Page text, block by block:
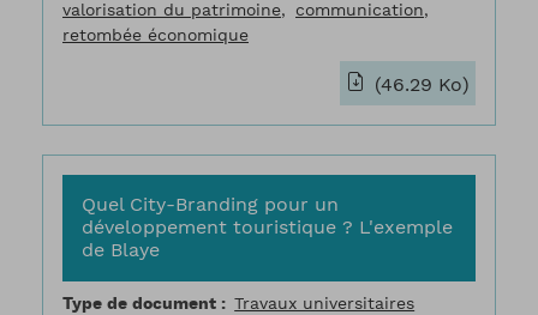
valorisation du patrimoine
communication
retombée économique
(46.29 Ko)
Quel City-Branding pour un
développement touristique ? L'exemple
de Blaye
Type de document
Travaux universitaires